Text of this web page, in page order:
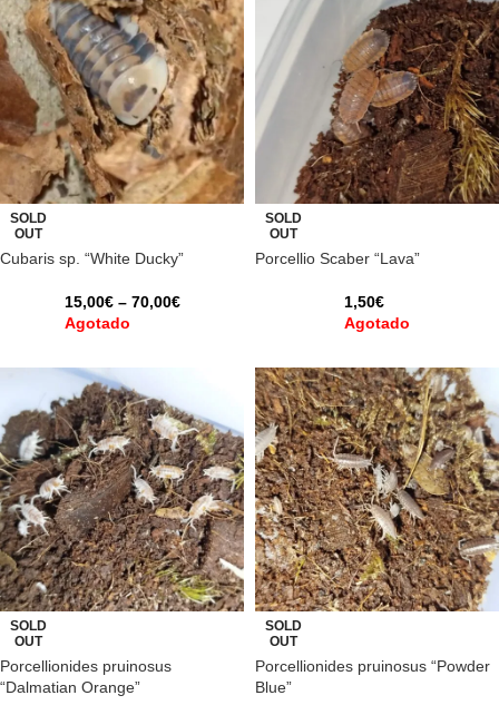
SOLD
OUT
Cubaris sp. “White Ducky”
15,00€ – 70,00€
Agotado
SOLD
OUT
Porcellio Scaber “Lava”
1,50€
Agotado
SOLD
OUT
Porcellionides pruinosus
“Dalmatian Orange”
SOLD
OUT
Porcellionides pruinosus “Powder
Blue”